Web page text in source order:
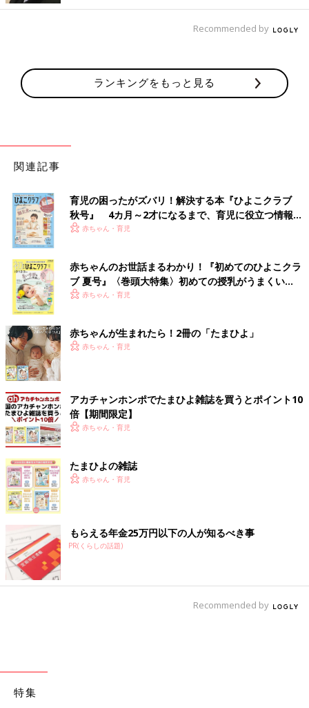
Recommended by
ランキングをもっと見る
関連記事
育児の困ったがズバリ！解決する本『ひよこクラブ
秋号』 4カ月～2才になるまで、育児に役立つ情報が
いっぱい！
赤ちゃん・育児
赤ちゃんのお世話まるわかり！『初めてのひよこクラ
ブ 夏号』〈巻頭大特集〉初めての授乳がうまくい
く！ おっぱい・ミルクの基本と夏のトラブル 解決テ
赤ちゃん・育児
赤ちゃんが生まれたら！2冊の「たまひよ」
赤ちゃん・育児
アカチャンホンポでたまひよ雑誌を買うとポイント10
倍【期間限定】
赤ちゃん・育児
たまひよの雑誌
赤ちゃん・育児
もらえる年金25万円以下の人が知るべき事
PR(くらしの話題)
Recommended by
特集